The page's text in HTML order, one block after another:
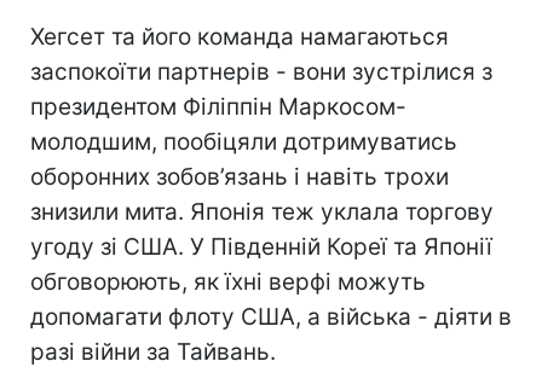
Хегсет та його команда намагаються
заспокоїти партнерів - вони зустрілися з
президентом Філіппін Маркосом-
молодшим, пообіцяли дотримуватись
оборонних зобов’язань і навіть трохи
знизили мита. Японія теж уклала торгову
угоду зі США. У Південній Кореї та Японії
обговорюють, як їхні верфі можуть
допомагати флоту США, а війська - діяти в
разі війни за Тайвань.